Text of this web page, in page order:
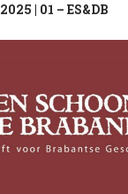
2025 | 01 – ES&DB